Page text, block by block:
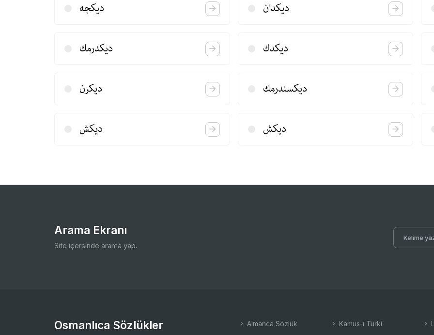
دیكجه دیكدان
دیكدرمك دیكدك
دیكرن دیكسندرمك
دیكش دیكش
Arama Ekranı
Site içersinde arama yap.
Osmanlıca Sözlükler Almanca Sözlük Kamus-ı Türki